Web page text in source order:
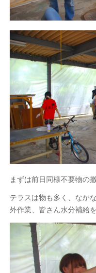
2年生授業
アルヴァ・アアルト-もうひ
の自然
Santec様との産学連携
ナニコレ奮闘日記(7)
卒業制作(28)
展示会(41)
授業(208)
日常(23)
産学連携 (16)
行事 (39)
講義授業「プロダクトデザ
論」 (11)
講義授業「ものづくりの法律
(7)
まずは前日同様不要物の
テラスは物も多く、なか
外作業、皆さん水分補給